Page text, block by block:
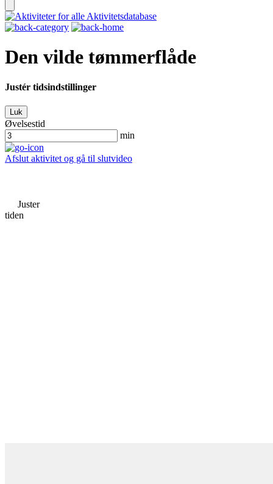
Aktivitetsdatabase
Den vilde tømmerflåde
Justér tidsindstillinger
Luk
Øvelsestid
min
Afslut aktivitet og gå til slutvideo
Juster
tiden